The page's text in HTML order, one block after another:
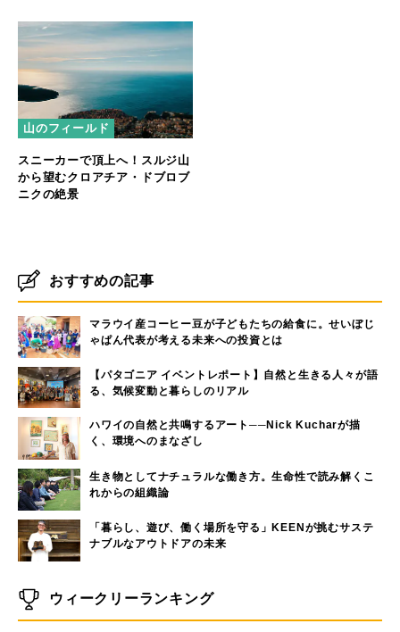
山のフィールド
スニーカーで頂上へ！スルジ山
から望むクロアチア・ドブロブ
ニクの絶景
おすすめの記事
マラウイ産コーヒー豆が子どもたちの給食に。せいぼじ
ゃぱん代表が考える未来への投資とは
【パタゴニア イベントレポート】自然と生きる人々が語
る、気候変動と暮らしのリアル
ハワイの自然と共鳴するアート──Nick Kucharが描
く、環境へのまなざし
生き物としてナチュラルな働き方。生命性で読み解くこ
れからの組織論
「暮らし、遊び、働く場所を守る」KEENが挑むサステ
ナブルなアウトドアの未来
ウィークリーランキング